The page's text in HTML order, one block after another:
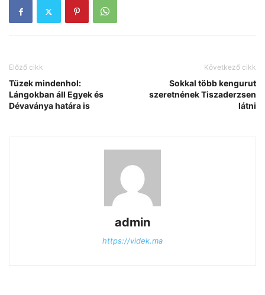
Előző cikk
Tüzek mindenhol:
Lángokban áll Egyek és
Dévaványa határa is
Következő cikk
Sokkal több kengurut
szeretnének Tiszaderzsen
látni
admin
https://videk.ma